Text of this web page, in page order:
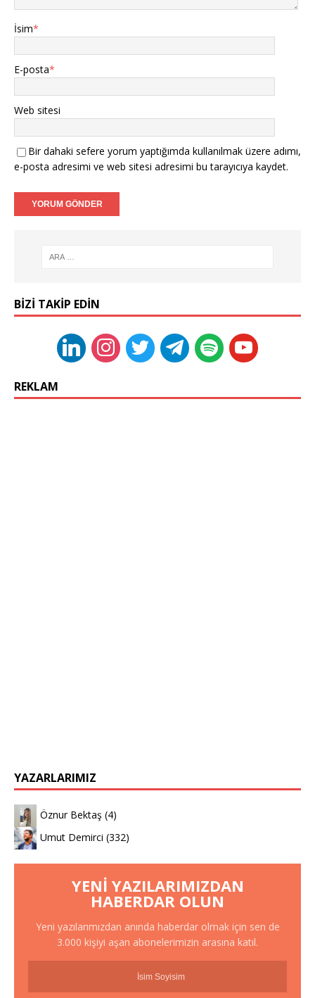
İsim*
E-posta*
Web sitesi
Bir dahaki sefere yorum yaptığımda kullanılmak üzere adımı,
e-posta adresimi ve web sitesi adresimi bu tarayıcıya kaydet.
BIZI TAKIP EDIN
REKLAM
YAZARLARIMIZ
Öznur Bektaş (4)
Umut Demirci (332)
YENI YAZILARIMIZDAN
HABERDAR OLUN
Yeni yazılarımızdan anında haberdar olmak için sen de
3.000 kişiyi aşan abonelerimizin arasına katıl.